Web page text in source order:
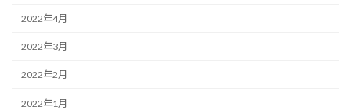
2022年4月
2022年3月
2022年2月
2022年1月